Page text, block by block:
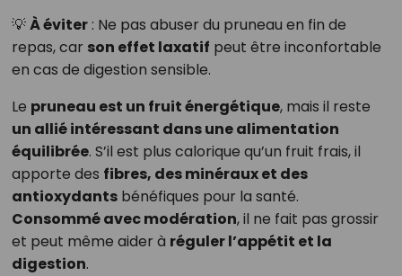
💡À éviter: Ne pas abuser du pruneau en fin de
repas, car son effet laxatif peut être inconfortable
en cas de digestion sensible.
Le pruneau est un fruit énergétique, mais il reste
un allié intéressant dans une alimentation
équilibrée. S’il est plus calorique qu’un fruit frais, il
apporte des fibres, des minéraux et des
antioxydantsbénéfiques pour la santé.
Consommé avec modération, il ne fait pas grossir
et peut même aider à réguler l’appétit et la
digestion.